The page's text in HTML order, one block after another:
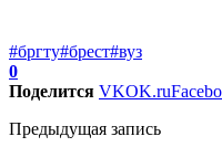
#бргту#брест#вуз
0
Поделится VKOK.ru
Предыдущая запись